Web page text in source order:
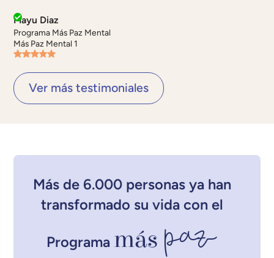
Mayu Diaz
Programa Más Paz Mental
Más Paz Mental 1
Ver más testimoniales
Más de 6.000 personas ya han
transformado su vida con el
Programa más paz